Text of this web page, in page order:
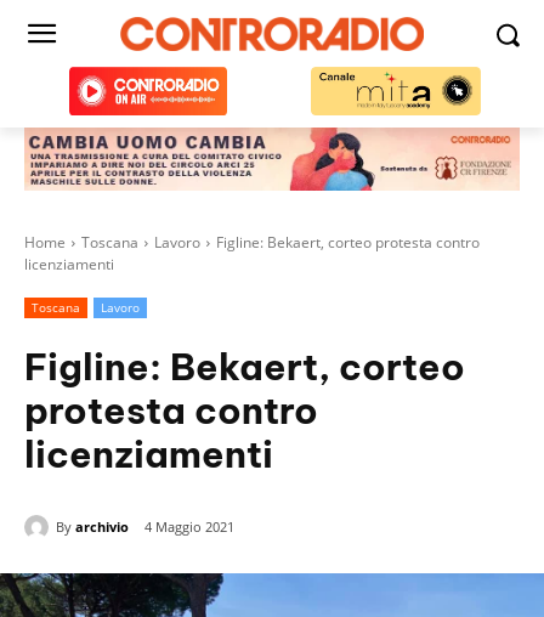
Home Toscana Lavoro
Figline: Bekaert, corteo protesta contro
licenziamenti
Toscana Lavoro
Figline: Bekaert, corteo
protesta contro
licenziamenti
By archivio 4 Maggio 2021